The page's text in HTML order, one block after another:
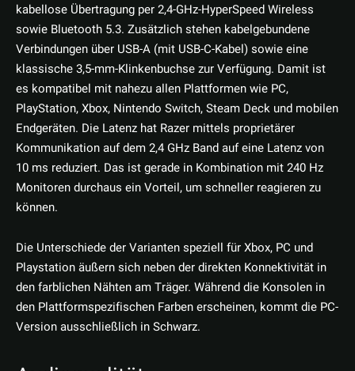
kabellose Übertragung per 2,4-GHz-HyperSpeed Wireless
sowie Bluetooth 5.3. Zusätzlich stehen kabelgebundene
Verbindungen über USB-A (mit USB-C-Kabel) sowie eine
klassische 3,5-mm-Klinkenbuchse zur Verfügung. Damit ist
es kompatibel mit nahezu allen Plattformen wie PC,
PlayStation, Xbox, Nintendo Switch, Steam Deck und mobilen
Endgeräten. Die Latenz hat Razer mittels proprietärer
Kommunikation auf dem 2,4 GHz Band auf eine Latenz von
10 ms reduziert. Das ist gerade in Kombination mit 240 Hz
Monitoren durchaus ein Vorteil, um schneller reagieren zu
können.
Die Unterschiede der Varianten speziell für Xbox, PC und
Playstation äußern sich neben der direkten Konnektivität in
den farblichen Nähten am Träger. Während die Konsolen in
den Plattformspezifischen Farben erscheinen, kommt die PC-
Version ausschließlich in Schwarz.